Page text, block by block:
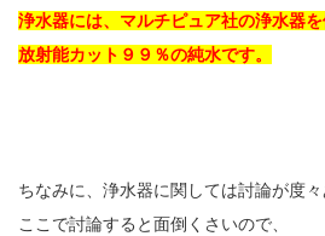
浄水器には、マルチピュア社の浄水器を
放射能カット９９％の純水です。
ちなみに、浄水器に関しては討論が度々
ここで討論すると面倒くさいので、